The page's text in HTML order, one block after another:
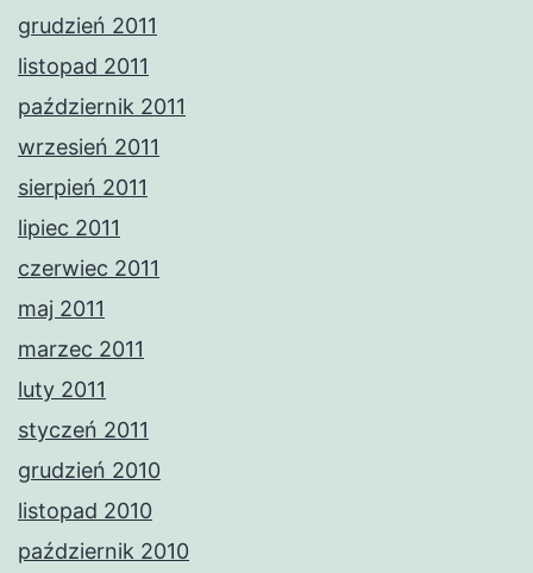
grudzień 2011
listopad 2011
październik 2011
wrzesień 2011
sierpień 2011
lipiec 2011
czerwiec 2011
maj 2011
marzec 2011
luty 2011
styczeń 2011
grudzień 2010
listopad 2010
październik 2010